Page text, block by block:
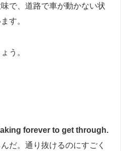
味で、道路で車が動かない状
す。
う。
forever to get through.
だ。通り抜けるのにすごく